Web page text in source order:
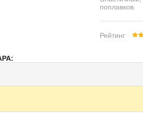
поплавков.
Рейтинг